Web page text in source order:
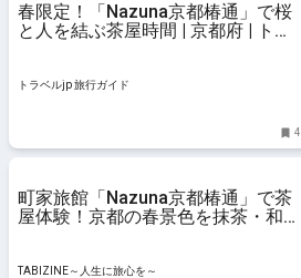
春限定！「Nazuna京都椿通」で桜
と人を結ぶ茶屋時間 | 京都府 | トラ
トラベルjp 旅行ガイド
4
町家旅館「Nazuna京都椿通」で茶
屋体験！京都の春景色を抹茶・和菓
TABIZINE～人生に旅心を～